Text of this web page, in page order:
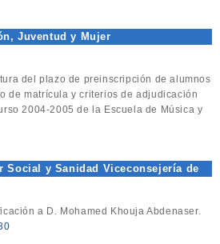
Juventud y Mujer
del plazo de preinscripción de alumnos
de matrícula y criterios de adjudicación
2004-2005 de la Escuela de Música y
Social y Sanidad Viceconsejería de
a D. Mohamed Khouja Abdenaser.